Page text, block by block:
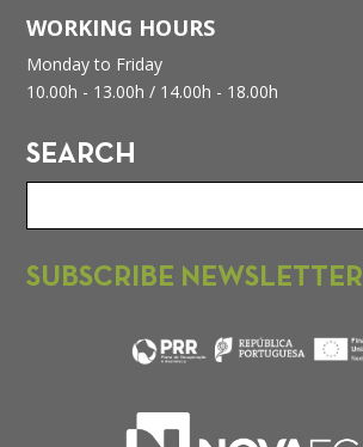
WORKING HOURS
Monday to Friday
10.00h - 13.00h / 14.00h - 18.00h
SEARCH
SUBSCRIBE NEWSLETTER